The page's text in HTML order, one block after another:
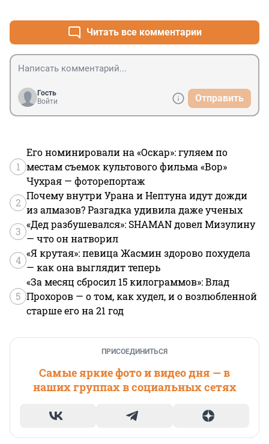
Читать все комментарии
Гость
Войти
Отправить
1
Его номинировали на «Оскар»: гуляем по
местам съемок культового фильма «Вор»
Чухрая — фоторепортаж
2
Почему внутри Урана и Нептуна идут дожди
из алмазов? Разгадка удивила даже ученых
3
«Дед разбушевался»: SHAMAN довел Мизулину
— что он натворил
4
«Я крутая»: певица Жасмин здорово похудела
— как она выглядит теперь
5
«За месяц сбросил 15 килограммов»: Влад
Прохоров — о том, как худел, и о возлюбленной
старше его на 21 год
ПРИСОЕДИНИТЬСЯ
Самые яркие фото и видео дня — в
наших группах в социальных сетях